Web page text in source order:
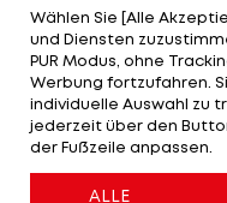
versammeln. LIVE
Alle Teilnehmer
abgeschlossen,
LAOLA1 nimmt die
und ihre Bilanz
Wählen Sie [Alle
und Diensten
PUR Modus, ohne
Werbung fortzufahren.
individuelle Auswahl zu
jederzeit über den
der Fußzeile anpassen.
ALLE